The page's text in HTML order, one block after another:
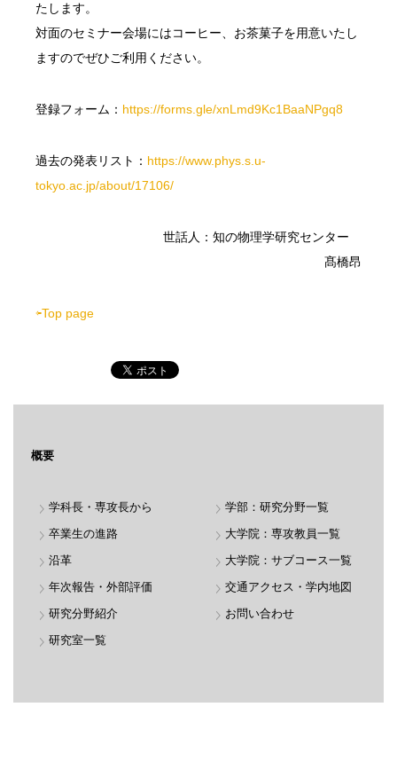
たします。
対面のセミナー会場にはコーヒー、お茶菓子を用意いたし
ますのでぜひご利用ください。
登録フォーム： https://forms.gle/xnLmd9Kc1BaaNPgq8
過去の発表リスト： https://www.phys.s.u-
tokyo.ac.jp/about/17106/
世話人：知の物理学研究センター
髙橋昂
⇦Top page
概要
学科長・専攻長から
卒業生の進路
沿革
年次報告・外部評価
研究分野紹介
研究室一覧
学部：研究分野一覧
大学院：専攻教員一覧
大学院：サブコース一覧
交通アクセス・学内地図
お問い合わせ